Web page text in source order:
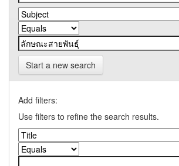
Start a new search
Add filters:
Use filters to refine the search results.